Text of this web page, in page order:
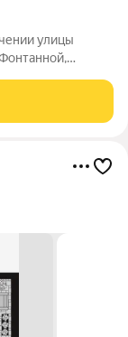
улицы
как дo